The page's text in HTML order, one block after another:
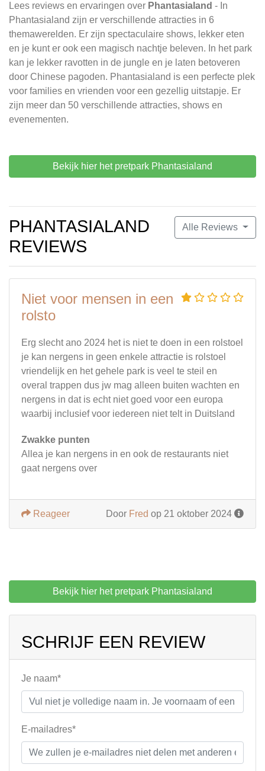
Lees reviews en ervaringen over Phantasialand - In
Phantasialand zijn er verschillende attracties in 6
themawerelden. Er zijn spectaculaire shows, lekker eten
en je kunt er ook een magisch nachtje beleven. In het park
kan je lekker ravotten in de jungle en je laten betoveren
door Chinese pagoden. Phantasialand is een perfecte plek
voor families en vrienden voor een gezellig uitstapje. Er
zijn meer dan 50 verschillende attracties, shows en
evenementen.
Bekijk hier het pretpark Phantasialand
Alle Reviews
PHANTASIALAND
REVIEWS
Niet voor mensen in een
rolsto
Erg slecht ano 2024 het is niet te doen in een rolstoel
je kan nergens in geen enkele attractie is rolstoel
vriendelijk en het gehele park is veel te steil en
overal trappen dus jw mag alleen buiten wachten en
nergens in dat is echt niet goed voor een europa
waarbij inclusief voor iedereen niet telt in Duitsland
Zwakke punten
Allea je kan nergens in en ook de restaurants niet
gaat nergens over
Door Fred op 21 oktober 2024
Reageer
Bekijk hier het pretpark Phantasialand
SCHRIJF EEN REVIEW
Je naam*
E-mailadres*